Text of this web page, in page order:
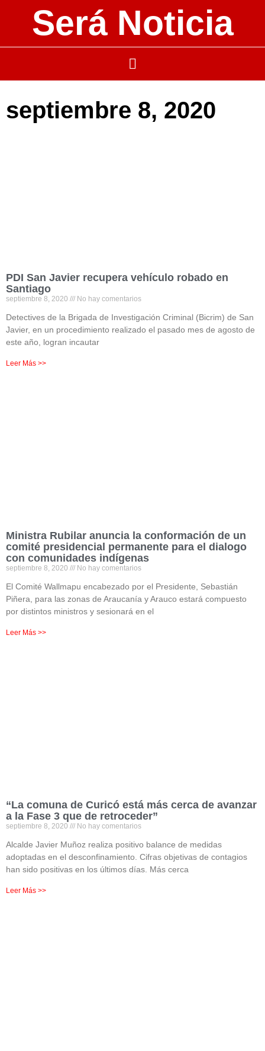
Será Noticia
septiembre 8, 2020
PDI San Javier recupera vehículo robado en
Santiago
septiembre 8, 2020 No hay comentarios
Detectives de la Brigada de Investigación Criminal (Bicrim) de San
Javier, en un procedimiento realizado el pasado mes de agosto de
este año, logran incautar
Leer Más >>
Ministra Rubilar anuncia la conformación de un
comité presidencial permanente para el dialogo
con comunidades indígenas
septiembre 8, 2020 No hay comentarios
El Comité Wallmapu encabezado por el Presidente, Sebastián
Piñera, para las zonas de Araucanía y Arauco estará compuesto
por distintos ministros y sesionará en el
Leer Más >>
“La comuna de Curicó está más cerca de avanzar
a la Fase 3 que de retroceder”
septiembre 8, 2020 No hay comentarios
Alcalde Javier Muñoz realiza positivo balance de medidas
adoptadas en el desconfinamiento. Cifras objetivas de contagios
han sido positivas en los últimos días. Más cerca
Leer Más >>